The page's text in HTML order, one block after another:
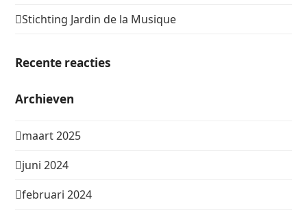
Stichting Jardin de la Musique
Recente reacties
Archieven
maart 2025
juni 2024
februari 2024